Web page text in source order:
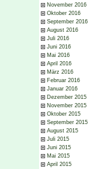
November 2016
Oktober 2016
September 2016
August 2016
Juli 2016
Juni 2016
Mai 2016
April 2016
März 2016
Februar 2016
Januar 2016
Dezember 2015
November 2015
Oktober 2015
September 2015
August 2015
Juli 2015
Juni 2015
Mai 2015
April 2015